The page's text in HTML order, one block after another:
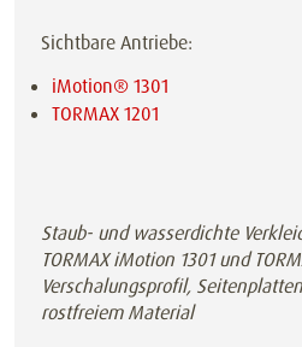
Sichtbare Antriebe:
iMotion® 1301
TORMAX 1201
Staub- und wasserdichte
TORMAX iMotion 1301 und
Verschalungsprofil,
rostfreiem Material